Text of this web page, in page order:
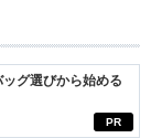
PR
グ選びから始める